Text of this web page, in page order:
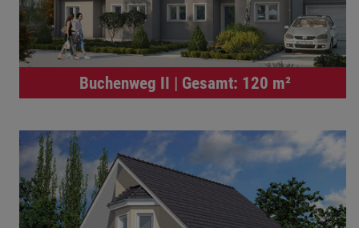
Buchenweg II | Gesamt: 120 m²